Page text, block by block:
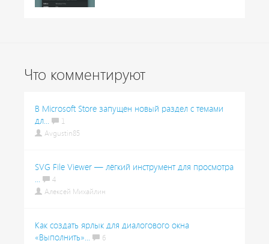
Что комментируют
В Microsoft Store запущен новый раздел с темами
дл...
1
Avgustin85
SVG File Viewer — лёгкий инструмент для просмотра
...
4
Алексей Михайлин
Как создать ярлык для диалогового окна
«Выполнить»...
6